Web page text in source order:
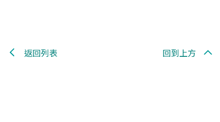
返回列表 回到上方